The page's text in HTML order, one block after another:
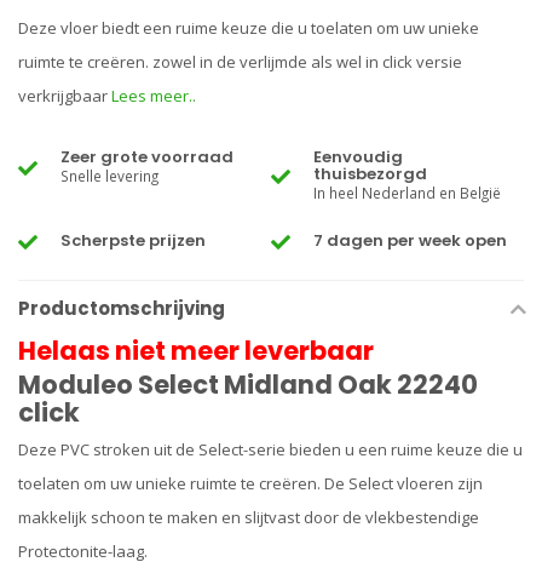
Deze vloer biedt een ruime keuze die u toelaten om uw unieke
ruimte te creëren. zowel in de verlijmde als wel in click versie
verkrijgbaarLees meer..
Zeer grote voorraad
Snelle levering
Eenvoudig
thuisbezorgd
In heel Nederland en België
Scherpste prijzen 7 dagen per week open
Productomschrijving
Helaas niet meer leverbaar
Moduleo Select Midland Oak 22240
click
Deze PVC stroken uit de Select-serie bieden u een ruime keuze die u
toelaten om uw unieke ruimte te creëren. De Select vloeren zijn
makkelijk schoon te maken en slijtvast door de vlekbestendige
Protectonite-laag.